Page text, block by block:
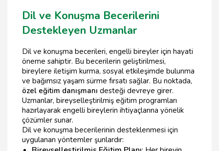
Dil ve Konuşma Becerilerini
Destekleyen Uzmanlar
Dil ve konuşma becerileri, engelli bireyler için hayati
öneme sahiptir. Bu becerilerin geliştirilmesi,
bireylere iletişim kurma, sosyal etkileşimde bulunma
ve bağımsız yaşam sürme fırsatı sağlar. Bu noktada,
özel eğitim danışmanı desteği devreye girer.
Uzmanlar, bireyselleştirilmiş eğitim programları
hazırlayarak engelli bireylerin ihtiyaçlarına yönelik
çözümler sunar.
Dil ve konuşma becerilerinin desteklenmesi için
uygulanan yöntemler şunlardır: